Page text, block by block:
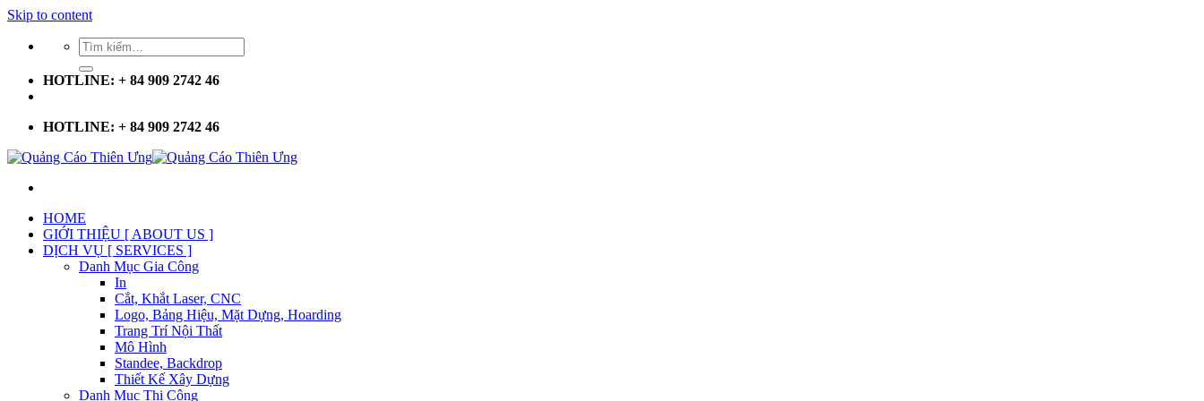
Skip to content
HOTLINE: + 84 909 2742 46
HOTLINE: + 84 909 2742 46
HOME
GIỚI THIỆU [ ABOUT US ]
DỊCH VỤ [ SERVICES ]
Danh Mục Gia Công
In
Cắt, Khắt Laser, CNC
Logo, Bảng Hiệu, Mặt Dựng, Hoarding
Trang Trí Nội Thất
Mô Hình
Standee, Backdrop
Thiết Kế Xây Dựng
Danh Mục Thi Công